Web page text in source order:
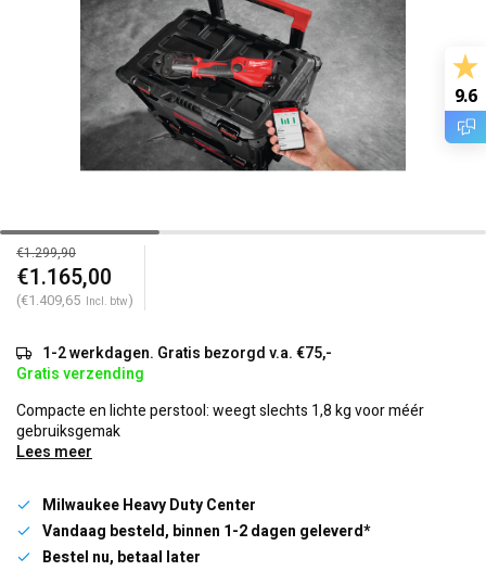
€1.299,90
€1.165,00
(€1.409,65 Incl. btw)
1-2 werkdagen. Gratis bezorgd v.a. €75,-
Gratis verzending
Compacte en lichte perstool: weegt slechts 1,8 kg voor méér
gebruiksgemak
Lees meer
Milwaukee Heavy Duty Center
Vandaag besteld, binnen 1-2 dagen geleverd*
Bestel nu, betaal later
9.6